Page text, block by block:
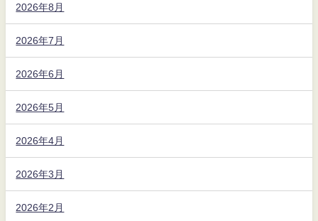
2026年8月
2026年7月
2026年6月
2026年5月
2026年4月
2026年3月
2026年2月